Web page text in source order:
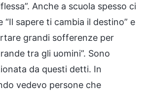
Anche a scuola spesso ci
“Il sapere ti cambia il destino” e
grandi sofferenze per
tra gli uomini”. Sono
da questi detti. In
vedevo persone che